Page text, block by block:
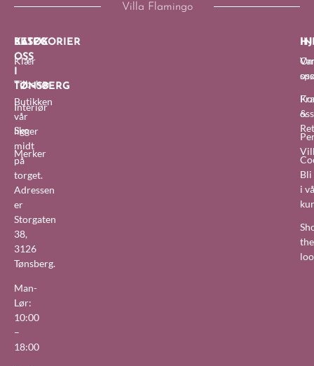
Villa Flamingo
BESØK
OSS
TØNSBERG
Butikken
vår
ligger
midt
på
torget.
Adressen
er
Storgaten
38,
3126
Tønsberg.
Man-
Lør:
10:00
–
18:00
KATEGORIER
Klær
Tilbehør
Interiør
Sko
Merker
oss
&
Bli
i
the
oss